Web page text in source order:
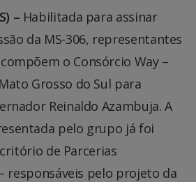
– Habilitada para assinar
da MS-306, representantes
o Consórcio Way –
Grosso do Sul para
Reinaldo Azambuja. A
pelo grupo já foi
de Parcerias
responsáveis pelo projeto da